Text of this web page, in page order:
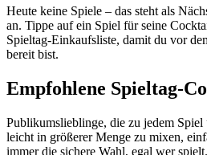
Heute keine Spiele – das steht als
an. Tippe auf ein Spiel für seine
Spieltag-Einkaufsliste, damit du vor
bereit bist.
Empfohlene Spieltag-
Publikumslieblinge, die zu jedem Spiel
leicht in größerer Menge zu mixen,
immer die sichere Wahl, egal wer spielt.